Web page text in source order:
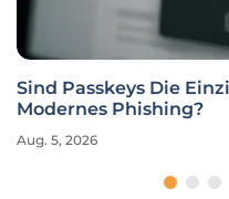
Sind Passkeys Die
Modernes Phishing?
Aug. 5, 2026